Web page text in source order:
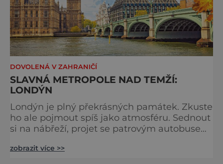
DOVOLENÁ V ZAHRANIČÍ
SLAVNÁ METROPOLE NAD TEMŽÍ:
LONDÝN
Londýn je plný překrásných památek. Zkuste
ho ale pojmout spíš jako atmosféru. Sednout
si na nábřeží, projet se patrovým autobusem
Beatles nebo třeba samotný admirál Nelson.
zobrazit více >>